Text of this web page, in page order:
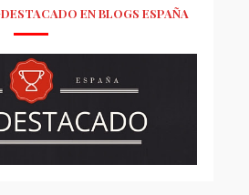
EN BLOGS ESPAÑA